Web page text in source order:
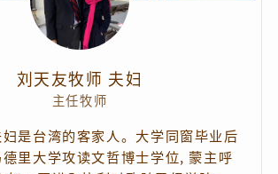
刘天友牧师 夫妇
主任牧师
是台湾的客家人。大学同窗毕业后
里大学攻读文哲博士学位, 蒙主呼